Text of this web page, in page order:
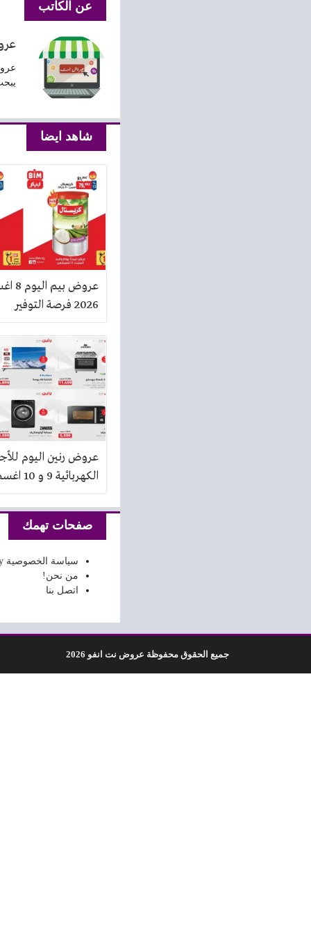
عن الكاتب
شاهد ايضا
عروض
2026 فرصة التوفير
عروض رنين اليوم
الكهربائية 9 و 10 اغسطس 2026
صفحات تهمك
سياسة الخصوصية Privacy Policy
من نحن!
اتصل بنا
جميع الحقوق محفوظة عروض نت انفو 2026